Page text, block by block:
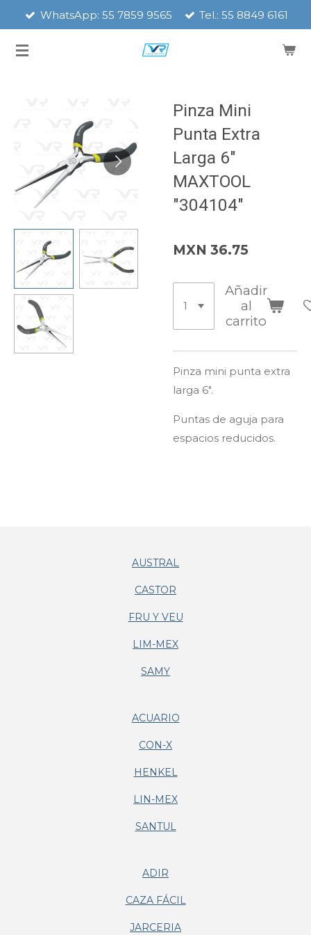
contenido
WhatsApp: 55 7859 9565 Tel.: 55 8849 6161
Pinza Mini
Punta Extra
Larga 6"
MAXTOOL
"304104"
MXN 36.75
Añadir
al
carrito
Pinza mini punta extra
larga 6".
Puntas de aguja para
espacios reducidos.
AUSTRAL
CASTOR
FRU Y VEU
LIM-MEX
SAMY
ACUARIO
CON-X
HENKEL
LIN-MEX
SANTUL
ADIR
CAZA FÁCIL
JARCERIA